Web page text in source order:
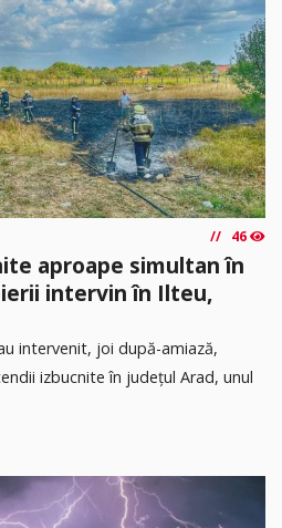
46
aproape simultan în
intervin în Ilteu,
intervenit, joi după-amiază,
izbucnite în județul Arad, unul